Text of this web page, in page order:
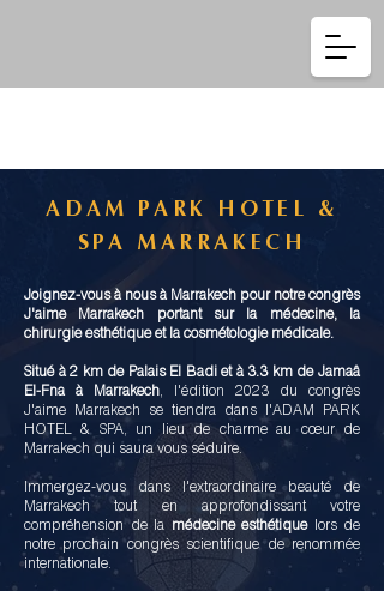
ADAM PARK HOTEL &
SPA MARRAKECH
Joignez-vous à nous à Marrakech pour notre congrès
J'aime Marrakech portant sur la médecine, la
chirurgie esthétique et la cosmétologie médicale.
Situé à 2 km de Palais El Badi et à 3.3 km de Jamaâ
El-Fna à Marrakech, l'édition 2023 du congrès
J'aime Marrakech se tiendra dans l'ADAM PARK
HOTEL & SPA, un lieu de charme au cœur de
Marrakech qui saura vous séduire.
Immergez-vous dans l'extraordinaire beauté de
Marrakech tout en approfondissant votre
compréhension de la médecine esthétiquelors de
notre prochain congrès scientifique de renommée
internationale.